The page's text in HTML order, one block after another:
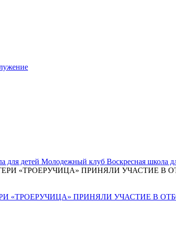
для детей Молодежный клуб Воскресная школа
ПРИНЯЛИ УЧАСТИЕ В